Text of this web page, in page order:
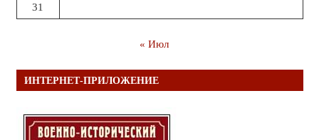
31
« Июл
ИНТЕРНЕТ-ПРИЛОЖЕНИЕ